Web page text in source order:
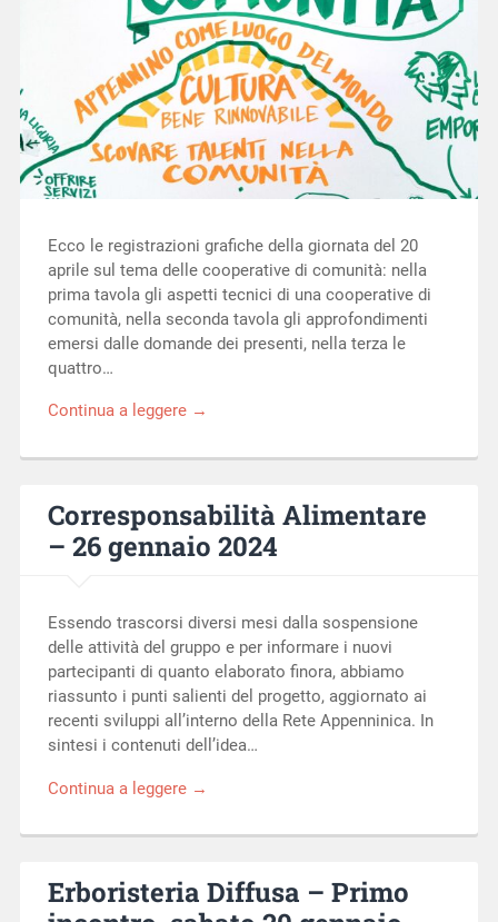
Ecco le registrazioni grafiche della giornata del 20
aprile sul tema delle cooperative di comunità: nella
prima tavola gli aspetti tecnici di una cooperative di
comunità, nella seconda tavola gli approfondimenti
emersi dalle domande dei presenti, nella terza le
quattro…
Continua a leggere →
Corresponsabilità Alimentare
– 26 gennaio 2024
Essendo trascorsi diversi mesi dalla sospensione
delle attività del gruppo e per informare i nuovi
partecipanti di quanto elaborato finora, abbiamo
riassunto i punti salienti del progetto, aggiornato ai
recenti sviluppi all’interno della Rete Appenninica. In
sintesi i contenuti dell’idea…
Continua a leggere →
Erboristeria Diffusa – Primo